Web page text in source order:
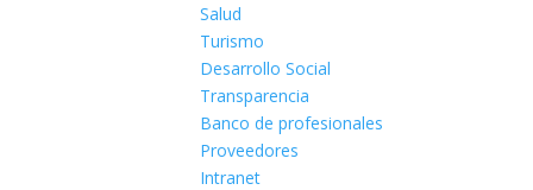
Salud
Turismo
Desarrollo Social
Transparencia
Banco de profesionales
Proveedores
Intranet